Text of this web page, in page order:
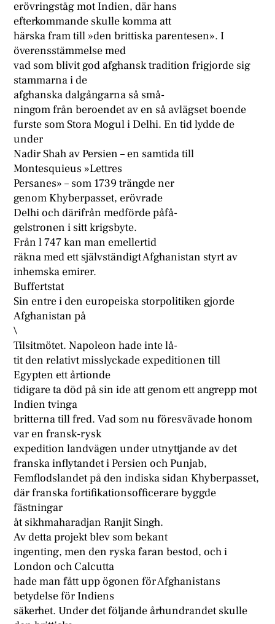
erövringståg mot Indien, där hans
efterkommande skulle komma att
härska fram till »den brittiska parentesen». I
överensstämmelse med
vad som blivit god afghansk tradition frigjorde sig
stammarna i de
afghanska dalgångarna så små-
ningom från beroendet av en så avlägset boende
furste som Stora Mogul i Delhi. En tid lydde de
under
Nadir Shah av Persien – en samtida till
Montesquieus »Lettres
Persanes» – som 1739 trängde ner
genom Khyberpasset, erövrade
Delhi och därifrån medförde påfå-
gelstronen i sitt krigsbyte.
Från l 747 kan man emellertid
räkna med ett självständigt Afghanistan styrt av
inhemska emirer.
Buffertstat
Sin entre i den europeiska storpolitiken gjorde
Afghanistan på
\
Tilsitmötet. Napoleon hade inte lå-
tit den relativt misslyckade expeditionen till
Egypten ett årtionde
tidigare ta död på sin ide att genom ett angrepp mot
Indien tvinga
britterna till fred. Vad som nu föresvävade honom
var en fransk-rysk
expedition landvägen under utnyttjande av det
franska inflytandet i Persien och Punjab,
Femflodslandet på den indiska sidan Khyberpasset,
där franska fortifikationsofficerare byggde
fästningar
åt sikhmaharadjan Ranjit Singh.
Av detta projekt blev som bekant
ingenting, men den ryska faran bestod, och i
London och Calcutta
hade man fått upp ögonen för Afghanistans
betydelse för Indiens
säkerhet. Under det följande århundrandet skulle